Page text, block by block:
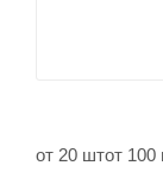
от 20 штот 100